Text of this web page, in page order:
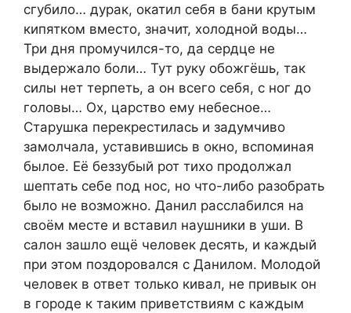
сгубило… дурак, окатил себя в бани крутым
кипятком вместо, значит, холодной воды…
Три дня промучился-то, да сердце не
выдержало боли… Тут руку обожгёшь, так
силы нет терпеть, а он всего себя, с ног до
головы… Ох, царство ему небесное…
Старушка перекрестилась и задумчиво
замолчала, уставившись в окно, вспоминая
былое. Её беззубый рот тихо продолжал
шептать себе под нос, но что-либо разобрать
было не возможно. Данил расслабился на
своём месте и вставил наушники в уши. В
салон зашло ещё человек десять, и каждый
при этом поздоровался с Данилом. Молодой
человек в ответ только кивал, не привык он
в городе к таким приветствиям с каждым